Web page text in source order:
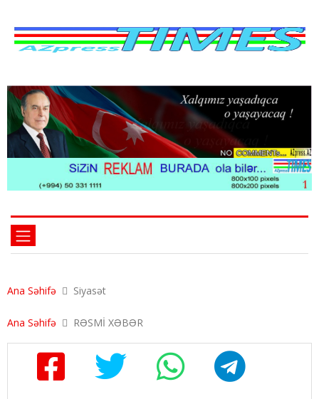
Ana Səhifə Siyasət
Ana Səhifə RƏSMİ XƏBƏR